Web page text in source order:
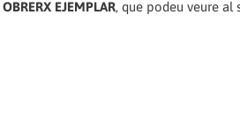
OBRERX EJEMPLAR, que podeu veure al